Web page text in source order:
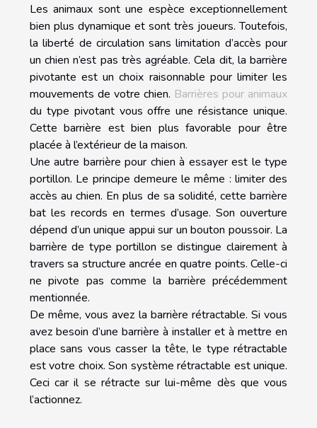
Les animaux sont une espèce exceptionnellement
bien plus dynamique et sont très joueurs. Toutefois,
la liberté de circulation sans limitation d’accès pour
un chien n’est pas très agréable. Cela dit, la barrière
pivotante est un choix raisonnable pour limiter les
mouvements de votre chien. Barrières pour animaux
du type pivotant vous offre une résistance unique.
Cette barrière est bien plus favorable pour être
placée à l’extérieur de la maison.
Une autre barrière pour chien à essayer est le type
portillon. Le principe demeure le même : limiter des
accès au chien. En plus de sa solidité, cette barrière
bat les records en termes d’usage. Son ouverture
dépend d’un unique appui sur un bouton poussoir. La
barrière de type portillon se distingue clairement à
travers sa structure ancrée en quatre points. Celle-ci
ne pivote pas comme la barrière précédemment
mentionnée.
De même, vous avez la barrière rétractable. Si vous
avez besoin d’une barrière à installer et à mettre en
place sans vous casser la tête, le type rétractable
est votre choix. Son système rétractable est unique.
Ceci car il se rétracte sur lui-même dès que vous
l’actionnez.